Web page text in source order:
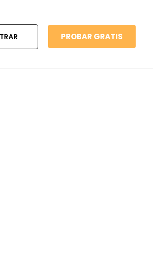
PROBAR GRATIS